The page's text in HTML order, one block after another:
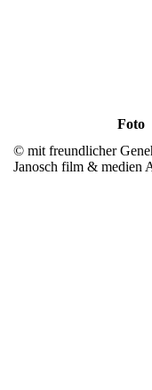
Foto
© mit freundlicher
Janosch film & medien